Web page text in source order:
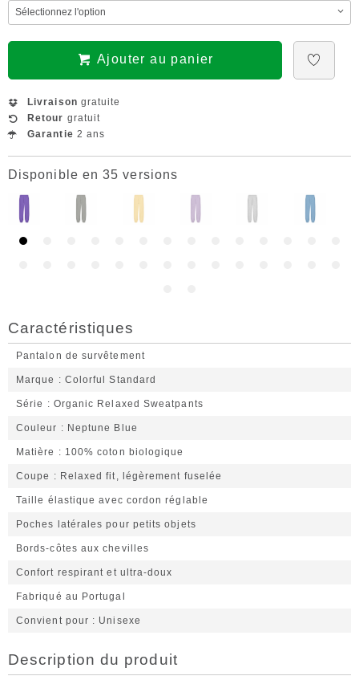
Ajouter au panier
Livraison gratuite
Retour gratuit
Garantie 2 ans
Disponible en 35 versions
Caractéristiques
Pantalon de survêtement
Marque Colorful Standard
Série Organic Relaxed Sweatpants
Couleur Neptune Blue
Matière 100% coton biologique
Coupe Relaxed fit, légèrement fuselée
Taille élastique avec cordon réglable
Poches latérales pour petits objets
Bords-côtes aux chevilles
Confort respirant et ultra-doux
Fabriqué au Portugal
Convient pour Unisexe
Description du produit